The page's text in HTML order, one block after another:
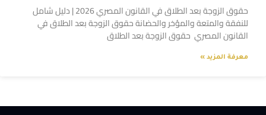
حقوق الزوجة بعد الطلاق في القانون المصري 2026 | دليل شامل
للنفقة والمتعة والمؤخر والحضانة حقوق الزوجة بعد الطلاق في
القانون المصري حقوق الزوجة بعد الطلاق
معرفة المزيد »